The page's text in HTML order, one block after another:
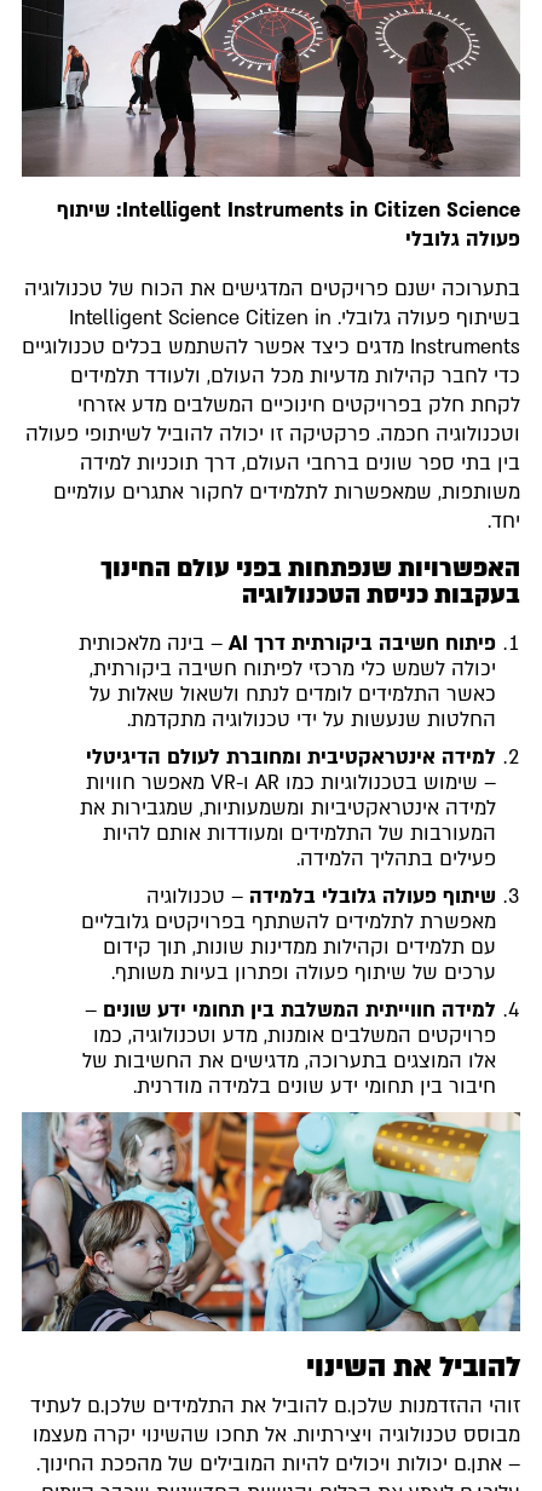
Intelligent Instruments in Citizen Science: שיתוף
פעולה גלובלי
בתערוכה ישנם פרויקטים המדגישים את הכוח של טכנולוגיה
בשיתוף פעולה גלובלי. Intelligent Science Citizen in
Instruments מדגים כיצד אפשר להשתמש בכלים טכנולוגיים
כדי לחבר קהילות מדעיות מכל העולם, ולעודד תלמידים
לקחת חלק בפרויקטים חינוכיים המשלבים מדע אזרחי
וטכנולוגיה חכמה. פרקטיקה זו יכולה להוביל לשיתופי פעולה
בין בתי ספר שונים ברחבי העולם, דרך תוכניות למידה
משותפות, שמאפשרות לתלמידים לחקור אתגרים עולמיים
יחד.
האפשרויות שנפתחות בפני עולם החינוך
בעקבות כניסת הטכנולוגיה
פיתוח חשיבה ביקורתית דרך AI
– בינה מלאכותית
יכולה לשמש כלי מרכזי לפיתוח חשיבה ביקורתית,
כאשר התלמידים לומדים לנתח ולשאול שאלות על
החלטות שנעשות על ידי טכנולוגיה מתקדמת.
למידה אינטראקטיבית ומחוברת לעולם הדיגיטלי
– שימוש בטכנולוגיות כמו AR ו-VR מאפשר חוויות
למידה אינטראקטיביות ומשמעותיות, שמגבירות את
המעורבות של התלמידים ומעודדות אותם להיות
פעילים בתהליך הלמידה.
שיתוף פעולה גלובלי בלמידה – טכנולוגיה
מאפשרת לתלמידים להשתתף בפרויקטים גלובליים
עם תלמידים וקהילות ממדינות שונות, תוך קידום
ערכים של שיתוף פעולה ופתרון בעיות משותף.
למידה חווייתית המשלבת בין תחומי ידע שונים –
פרויקטים המשלבים אומנות, מדע וטכנולוגיה, כמו
אלו המוצגים בתערוכה, מדגישים את החשיבות של
חיבור בין תחומי ידע שונים בלמידה מודרנית.
להוביל את השינוי
זוהי ההזדמנות שלכן.ם להוביל את התלמידים שלכן.ם לעתיד
מבוסס טכנולוגיה ויצירתיות. אל תחכו שהשינוי יקרה מעצמו
– אתן.ם יכולות ויכולים להיות המובילים של מהפכת החינוך.